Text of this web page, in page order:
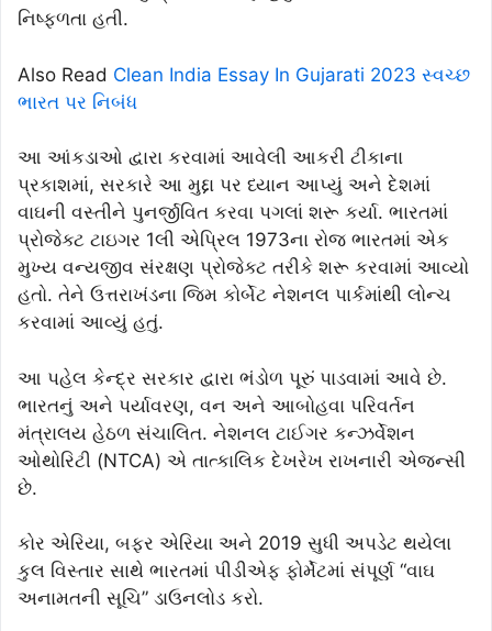
નિષ્ફળતા હતી.
Also Read Clean India Essay In Gujarati 2023 સ્વચ્છ
ભારત પર નિબંધ
આ આંકડાઓ દ્વારા કરવામાં આવેલી આકરી ટીકાના
પ્રકાશમાં, સરકારે આ મુદ્દા પર ધ્યાન આપ્યું અને દેશમાં
વાઘની વસ્તીને પુનર્જીવિત કરવા પગલાં શરૂ કર્યા. ભારતમાં
પ્રોજેક્ટ ટાઇગર 1લી એપ્રિલ 1973ના રોજ ભારતમાં એક
મુખ્ય વન્યજીવ સંરક્ષણ પ્રોજેક્ટ તરીકે શરૂ કરવામાં આવ્યો
હતો. તેને ઉત્તરાખંડના જિમ કોર્બેટ નેશનલ પાર્કમાંથી લોન્ચ
કરવામાં આવ્યું હતું.
આ પહેલ કેન્દ્ર સરકાર દ્વારા ભંડોળ પૂરું પાડવામાં આવે છે.
ભારતનું અને પર્યાવરણ, વન અને આબોહવા પરિવર્તન
મંત્રાલય હેઠળ સંચાલિત. નેશનલ ટાઈગર કન્ઝર્વેશન
ઓથોરિટી (NTCA) એ તાત્કાલિક દેખરેખ રાખનારી એજન્સી
છે.
કોર એરિયા, બફર એરિયા અને 2019 સુધી અપડેટ થયેલા
કુલ વિસ્તાર સાથે ભારતમાં પીડીએફ ફોર્મેટમાં સંપૂર્ણ “વાઘ
અનામતની સૂચિ” ડાઉનલોડ કરો.